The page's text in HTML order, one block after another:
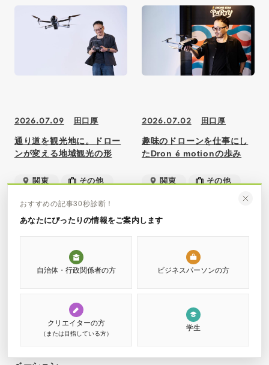
おすすめの記事30秒診断！
あなたにぴったりの情報をご案内します
自治体・行政関係者の方 ビジネスパーソンの方
クリエイターの方
（または目指している方）
学生
2026.07.09 田口厚
通り道を観光地に。ドロー
ンが変える地域観光の形
関東 その他
2026.07.02 田口厚
趣味のドローンを仕事にし
たDron é motionの歩み
関東 その他
清水磨弥・ 宮
本綾乃・ 古藤杏